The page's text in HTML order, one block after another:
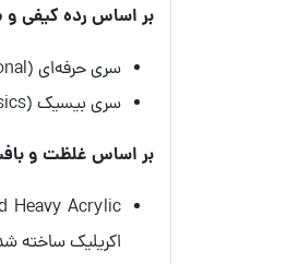
بر اساس رده کیفی
سری حرفه‌ای (Professional): رنگ‌هایی با بالاترین میزان پیگمنت (رنگدانه) خالص مخصوص هنرمندان حرفه‌ای.
سری بیسیک (Basics): رنگ‌هایی بی‌نظیر برای هنرجویان تازه‌کار و زیرسازی یا اتود زدن هنرمندان حرفه‌ای.
بر اساس غلظت و
اکریلیک ساخته